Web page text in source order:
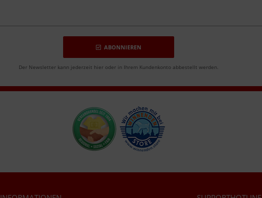
ABONNIEREN
Der Newsletter kann jederzeit hier oder in Ihrem Kundenkonto abbestellt werden.